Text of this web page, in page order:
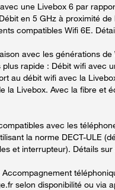
une Livebox 6 par
en 5 GHz à proximité de
compatibles Wifi 6E.
avec les générations de
rapide : Débit wifi avec
au débit wifi avec la
la Livebox. Avec la fibre et
avec les
la norme DECT-ULE
et interrupteur). Détails
Accompagnement
selon disponibilité ou via